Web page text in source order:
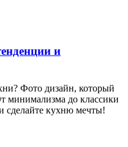
и
Фото дизайн, который
минимализма до классики
сделайте кухню мечты!